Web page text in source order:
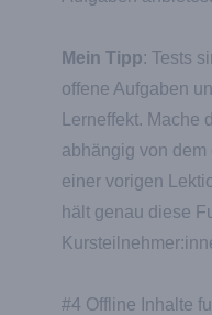
Mein Tipp: Tests
offene Aufgaben
Lerneffekt.
abhängig von
einer vorigen
hält genau diese
#4 Offline Inhalte